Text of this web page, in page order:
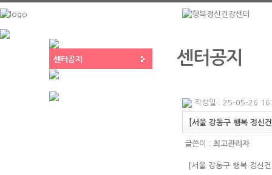
센터공지
작성일 : 25-05-26
[서울 강동구 행복 정신
글쓴이 : 최고관리자
[서울 강동구 행복 정신